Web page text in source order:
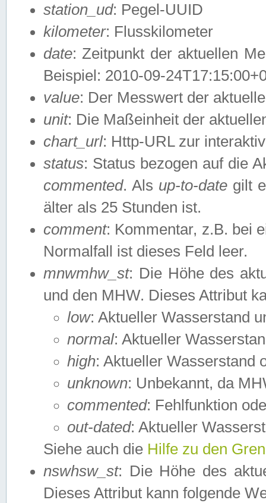
station_ud: Pegel-UUID
kilometer: Flusskilometer
date: Zeitpunkt der aktuellen
Beispiel: 2010-09-
value: Der Messwert der
unit: Die Maßeinheit der
chart_url: Http-URL zur
status: Status bezogen auf die
commented. Als up-to-date gilt
älter als 25 Stunden ist.
comment: Kommentar, z.B. bei
Normalfall ist dieses Feld leer.
mnwmhw_st: Die Höhe des
und den MHW. Dieses Attribut
low: Aktueller Wasserstand
normal: Aktueller
high: Aktueller Wasserstand
unknown: Unbekannt, da
commented: Fehlfunktion
out-dated: Aktueller
Siehe auch die Hilfe zu den
nswhsw_st: Die Höhe des
Dieses Attribut kann folgende